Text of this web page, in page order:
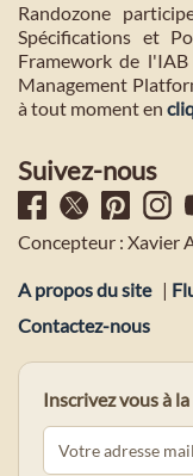
Randozone
Spécifications et
Framework de
Management
à tout moment en
Suivez-nous
Concepteur : Xavier
A propos du site |
Contactez-nous
Inscrivez vous à